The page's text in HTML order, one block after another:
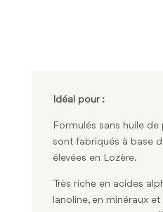
Idéal pour :
Formulés sans huile
sont fabriqués à base
élevées en Lozère.
Très riche en acides
lanoline, en minéraux